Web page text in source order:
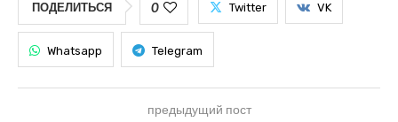
ПОДЕЛИТЬСЯ 0 Twitter VK
Whatsapp Telegram
предыдущий пост